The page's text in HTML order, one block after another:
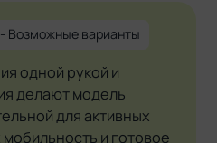
Возможные варианты
одной рукой и
делают модель
для активных
и готовое